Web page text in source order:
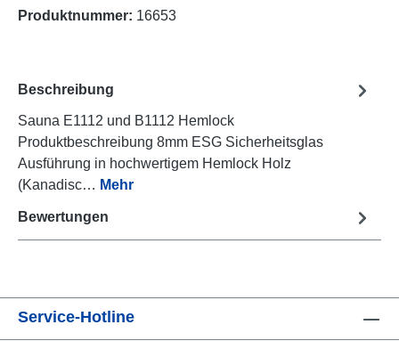
Produktnummer: 16653
Beschreibung
Sauna E1112 und B1112 Hemlock
Produktbeschreibung 8mm ESG Sicherheitsglas
Ausführung in hochwertigem Hemlock Holz
(Kanadisc… Mehr
Bewertungen
Service-Hotline